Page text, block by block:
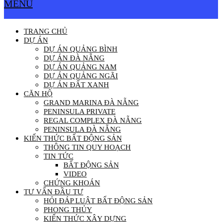
MENU
TRANG CHỦ
DỰ ÁN
DỰ ÁN QUẢNG BÌNH
DỰ ÁN ĐÀ NẴNG
DỰ ÁN QUẢNG NAM
DỰ ÁN QUẢNG NGÃI
DỰ ÁN ĐẤT XANH
CĂN HỘ
GRAND MARINA ĐÀ NẴNG
PENINSULA PRIVATE
REGAL COMPLEX ĐÀ NẴNG
PENINSULA ĐÀ NẴNG
KIẾN THỨC BẤT ĐỘNG SẢN
THÔNG TIN QUY HOẠCH
TIN TỨC
BẤT ĐỘNG SẢN
VIDEO
CHỨNG KHOÁN
TƯ VẤN ĐẦU TƯ
HỎI ĐÁP LUẬT BẤT ĐỘNG SẢN
PHONG THỦY
KIẾN THỨC XÂY DỰNG